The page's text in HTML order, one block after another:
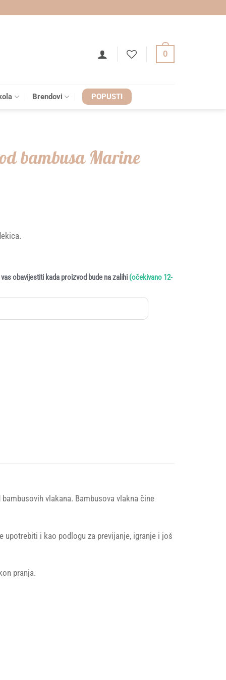
0
Brendovi POPUSTI
bambusa Marine
obavijestiti kada proizvod bude na zalihi (očekivano 12-
vlakana. Bambusova vlakna čine
upotrebiti i kao podlogu za previjanje, igranje i još
pranja.